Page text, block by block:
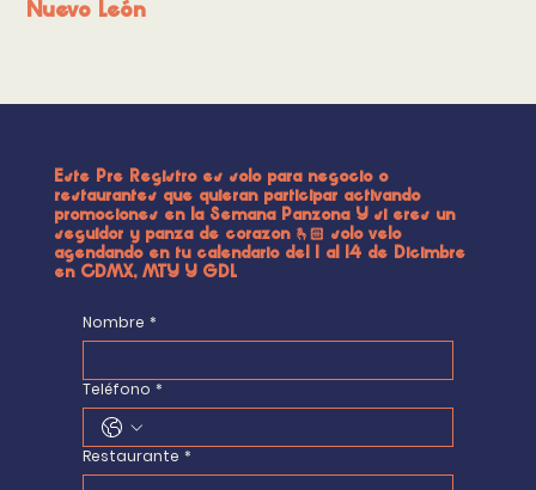
Nuevo León
Este Pre Registro es solo para negocio o
restaurantes que quieran participar activando
promociones en la Semana Panzona Y si eres un
seguidor y panza de corazon 🫰🏻 solo velo
agendando en tu calendario del 1 al 14 de Dicimbre
en CDMX, MTY Y GDL
Nombre *
Teléfono *
Restaurante *